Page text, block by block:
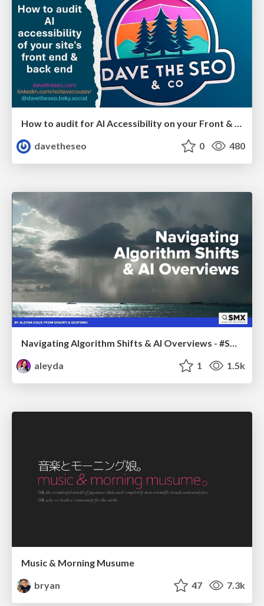
davetheseo
0 480
Navigating Algorithm Shifts & AI Overviews - #SMXNext
aleyda
1 1.5k
Music & Morning Musume
bryan
47 7.3k